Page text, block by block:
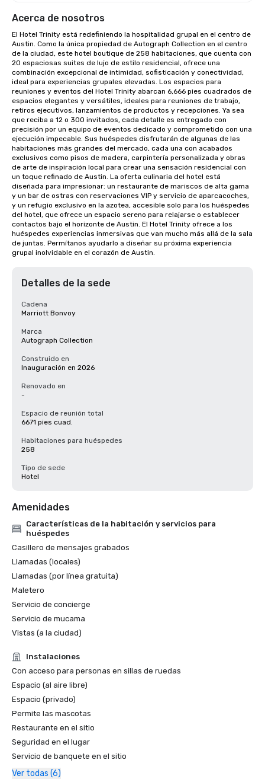
Acerca de nosotros
El Hotel Trinity está redefiniendo la hospitalidad grupal en el centro de
Austin. Como la única propiedad de Autograph Collection en el centro
de la ciudad, este hotel boutique de 258 habitaciones, que cuenta con
20 espaciosas suites de lujo de estilo residencial, ofrece una
combinación excepcional de intimidad, sofisticación y conectividad,
ideal para experiencias grupales elevadas. Los espacios para
reuniones y eventos del Hotel Trinity abarcan 6,666 pies cuadrados de
espacios elegantes y versátiles, ideales para reuniones de trabajo,
retiros ejecutivos, lanzamientos de productos y recepciones. Ya sea
que reciba a 12 o 300 invitados, cada detalle es entregado con
precisión por un equipo de eventos dedicado y comprometido con una
ejecución impecable. Sus huéspedes disfrutarán de algunas de las
habitaciones más grandes del mercado, cada una con acabados
exclusivos como pisos de madera, carpintería personalizada y obras
de arte de inspiración local para crear una sensación residencial con
un toque refinado de Austin. La oferta culinaria del hotel está
diseñada para impresionar: un restaurante de mariscos de alta gama
y un bar de ostras con reservaciones VIP y servicio de aparcacoches,
y un refugio exclusivo en la azotea, accesible solo para los huéspedes
del hotel, que ofrece un espacio sereno para relajarse o establecer
contactos bajo el horizonte de Austin. El Hotel Trinity ofrece a los
huéspedes experiencias inmersivas que van mucho más allá de la sala
de juntas. Permítanos ayudarlo a diseñar su próxima experiencia
grupal inolvidable en el corazón de Austin.
Detalles de la sede
Cadena
Marriott Bonvoy
Marca
Autograph Collection
Construido en
Inauguración en 2026
Renovado en
-
Espacio de reunión total
6671 pies cuad.
Habitaciones para huéspedes
258
Tipo de sede
Hotel
Amenidades
Características de la habitación y servicios para
huéspedes
Casillero de mensajes grabados
Llamadas (locales)
Llamadas (por línea gratuita)
Maletero
Servicio de concierge
Servicio de mucama
Vistas (a la ciudad)
Instalaciones
Con acceso para personas en sillas de ruedas
Espacio (al aire libre)
Espacio (privado)
Permite las mascotas
Restaurante en el sitio
Seguridad en el lugar
Servicio de banquete en el sitio
Ver todas (6)